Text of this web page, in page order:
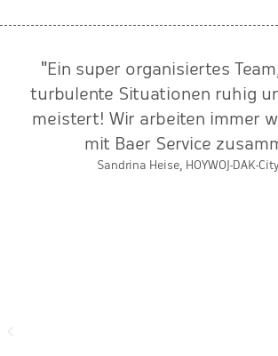
"Ein super organisiertes
turbulente Situationen ruhig
meistert! Wir arbeiten immer
mit Baer Service
Sandrina Heise, HOYWOJ-DAK-